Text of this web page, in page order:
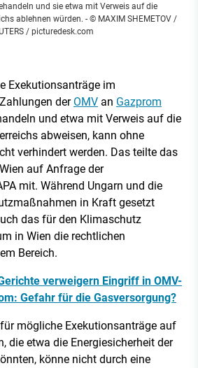
und sie etwa mit Verweis auf die
ablehnen würden. - © MAXIM SHEMETOV /
/ picturedesk.com
Exekutionsanträge im
der OMV an Gazprom
und etwa mit Verweis auf die
abweisen, kann ohne
verhindert werden. Das teilte das
auf Anfrage der
mit. Während Ungarn und die
in Kraft gesetzt
das für den Klimaschutz
in Wien die rechtlichen
Bereich.
verweigern Eingriff in OMV-
Gefahr für die Gasversorgung?
mögliche Exekutionsanträge auf
die etwa die Energiesicherheit der
könne nicht durch eine